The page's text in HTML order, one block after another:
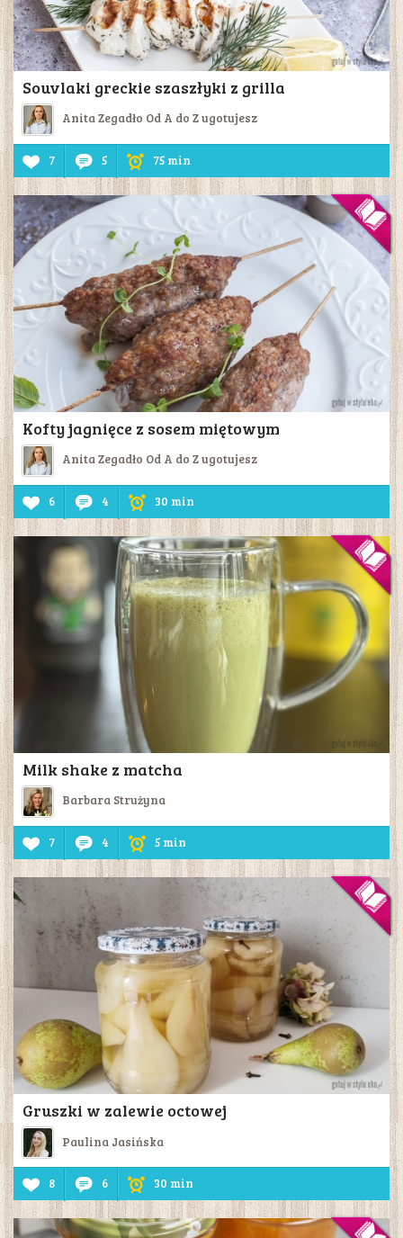
Souvlaki greckie szaszłyki z grilla
Anita Zegadło Od A do Z ugotujesz
7 5 75 min
Kofty jagnięce z sosem miętowym
Anita Zegadło Od A do Z ugotujesz
6 4 30 min
Milk shake z matcha
Barbara Strużyna
7 4 5 min
Gruszki w zalewie octowej
Paulina Jasińska
8 6 30 min